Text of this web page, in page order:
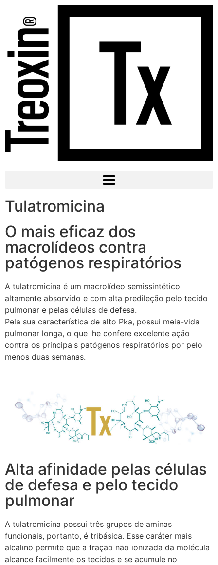
Tulatromicina
O mais eficaz dos
macrolídeos contra
patógenos respiratórios
A tulatromicina é um macrolídeo semissintético
altamente absorvido e com alta predileção pelo tecido
pulmonar e pelas células de defesa.
Pela sua característica de alto Pka, possui meia-vida
pulmonar longa, o que lhe confere excelente ação
contra os principais patógenos respiratórios por pelo
menos duas semanas.
Alta afinidade pelas células
de defesa e pelo tecido
pulmonar
A tulatromicina possui três grupos de aminas
funcionais, portanto, é tribásica. Esse caráter mais
alcalino permite que a fração não ionizada da molécula
alcance facilmente os tecidos e se acumule no